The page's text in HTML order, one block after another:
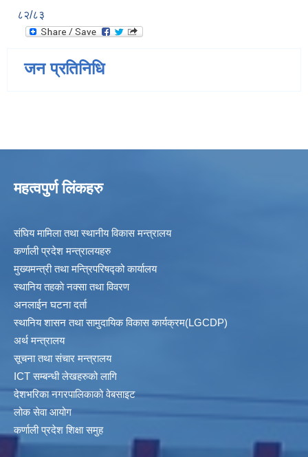
८२/८३
जन प्रतिनिधि
महत्वपुर्ण लिंकहरु
संघिय मामिला तथा स्थानीय विकास मन्त्रालय
कर्णाली प्रदेश मन्त्रालयहरु
मुख्यमन्त्री तथा मन्त्रिपरिषद्को कार्यालय
स्थानिय तहकाे नक्सा तथा विवरण
अनलाईन घटना दर्ता
स्थानिय शासन तथा सामुदायिक विकास कार्यक्रम(LGCDP)
अर्थ मन्त्रालय
सूचना तथा संचार मन्त्रालय
ICT सम्बन्धी लेखहरुको लागि
देशभरिका नगरपालिकाको वेबसाइट
लोक सेवा आयोग
कर्णाली प्रदेश शिक्षा समुह